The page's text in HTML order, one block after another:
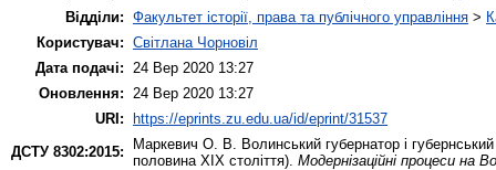
Відділи: Факультет історії, права та публічного управління >
Користувач: Світлана Чорновіл
Дата подачі:
24 Вер 2020 13:27
Оновлення:
24 Вер 2020 13:27
URI: https://eprints.zu.edu.ua/id/eprint/31537
ДСТУ 8302:2015:
Маркевич О. В.
Волинський губернатор і
половина ХІХ століття). Модернізаційні процеси на